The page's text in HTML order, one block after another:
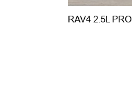
RAV4 2.5L